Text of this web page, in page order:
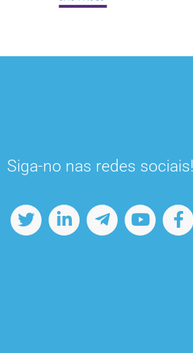
Siga-no nas redes sociais!